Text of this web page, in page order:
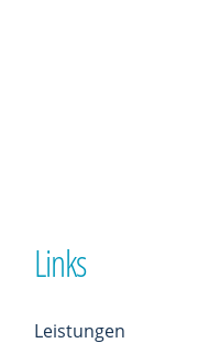
Links
Leistungen